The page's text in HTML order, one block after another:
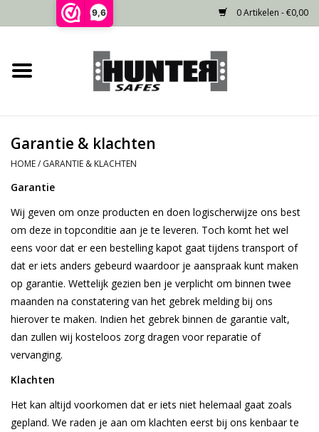
9,6 0 Artikelen - €0,00
Home
Gecertificeerd
Niet gecertificeerd
Kluisdeur
Recente projecten
Opties
Garantie & klachten
HOME/ GARANTIE & KLACHTEN
Garantie
Wij geven om onze producten en doen logischerwijze ons best
om deze in topconditie aan je te leveren. Toch komt het wel
eens voor dat er een bestelling kapot gaat tijdens transport of
dat er iets anders gebeurd waardoor je aanspraak kunt maken
op garantie. Wettelijk gezien ben je verplicht om binnen twee
maanden na constatering van het gebrek melding bij ons
hierover te maken. Indien het gebrek binnen de garantie valt,
dan zullen wij kosteloos zorg dragen voor reparatie of
vervanging.
Klachten
Het kan altijd voorkomen dat er iets niet helemaal gaat zoals
gepland. We raden je aan om klachten eerst bij ons kenbaar te